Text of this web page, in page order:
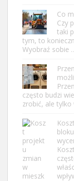
Co
Czy
taki
tym, to
Wyobraź sobie
często budzi
zrobić, ale tylko